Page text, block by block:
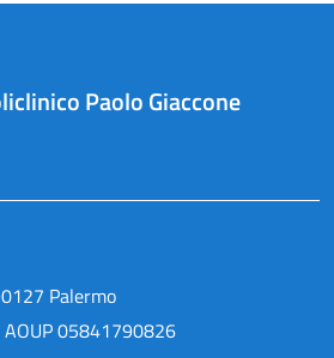
Paolo Giaccone
Palermo
AOUP 05841790826